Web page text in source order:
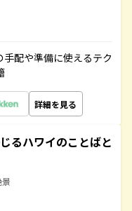
配や準備に使えるテク
詳細を見る
るハワイのことばと